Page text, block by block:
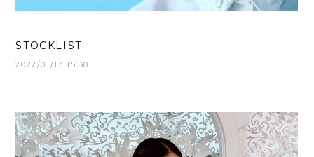
STOCKLIST
2022/01/13 15:30